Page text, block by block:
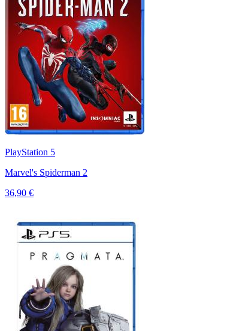
PlayStation 5
Marvel's Spiderman 2
36,90 €